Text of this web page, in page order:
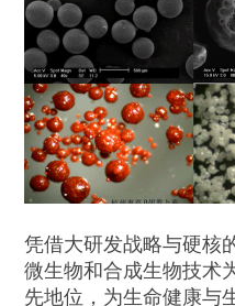
凭借大研发战略与硬核
微生物和合成生物技术
先地位，为生命健康与